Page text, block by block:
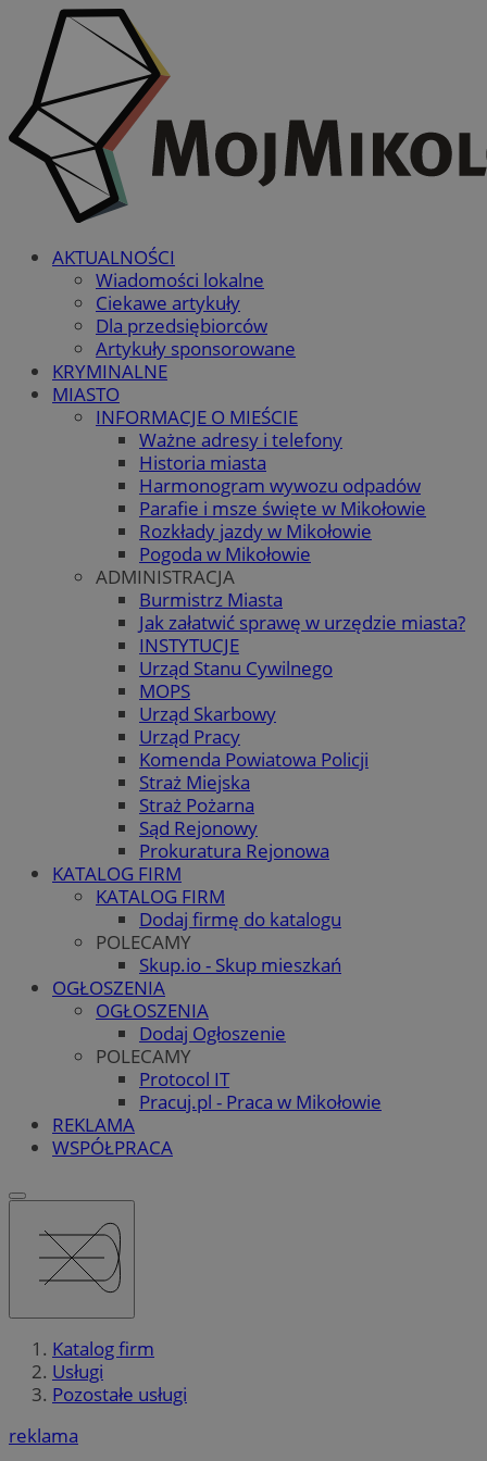
AKTUALNOŚCI
Wiadomości lokalne
Ciekawe artykuły
Dla przedsiębiorców
Artykuły sponsorowane
KRYMINALNE
MIASTO
INFORMACJE O MIEŚCIE
Ważne adresy i telefony
Historia miasta
Harmonogram wywozu odpadów
Parafie i msze święte w Mikołowie
Rozkłady jazdy w Mikołowie
Pogoda w Mikołowie
ADMINISTRACJA
Burmistrz Miasta
Jak załatwić sprawę w urzędzie miasta?
INSTYTUCJE
Urząd Stanu Cywilnego
MOPS
Urząd Skarbowy
Urząd Pracy
Komenda Powiatowa Policji
Straż Miejska
Straż Pożarna
Sąd Rejonowy
Prokuratura Rejonowa
KATALOG FIRM
KATALOG FIRM
Dodaj firmę do katalogu
POLECAMY
Skup.io - Skup mieszkań
OGŁOSZENIA
OGŁOSZENIA
Dodaj Ogłoszenie
POLECAMY
Protocol IT
Pracuj.pl - Praca w Mikołowie
REKLAMA
WSPÓŁPRACA
Katalog firm
Usługi
Pozostałe usługi
reklama